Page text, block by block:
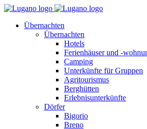
Übernachten
Übernachten
Hotels
Ferienhäuser und -
Camping
Unterkünfte für Gruppen
Agritourismus
Berghütten
Erlebnisunterkünfte
Dörfer
Bigorio
Breno